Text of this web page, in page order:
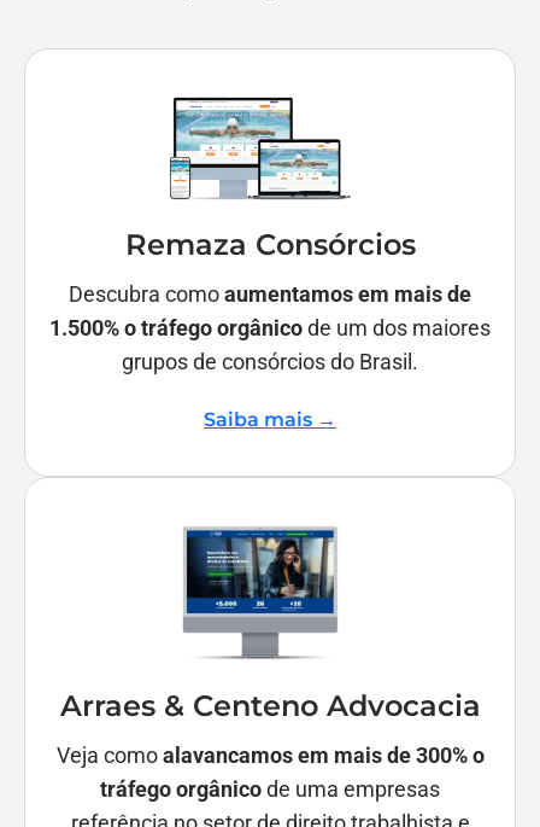
Remaza Consórcios
Descubra comoaumentamos em mais de
1.500% o tráfego orgânicode um dos maiores
grupos de consórcios do Brasil.
Saiba mais →
Arraes & Centeno Advocacia
Veja comoalavancamos em mais de 300% o
tráfego orgânicode uma empresas